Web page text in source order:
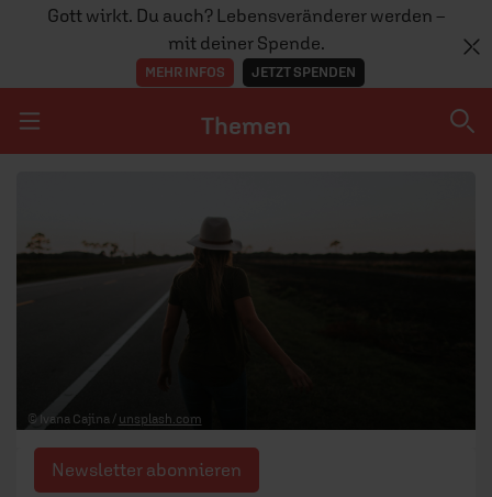
Gott wirkt. Du auch? Lebensveränderer werden –
mit deiner Spende.
MEHR INFOS JETZT SPENDEN
Themen
DOSSIERS
GESELLSCHAFT
TEAM
© Ivana Cajina / unsplash.com
Newsletter abonnieren